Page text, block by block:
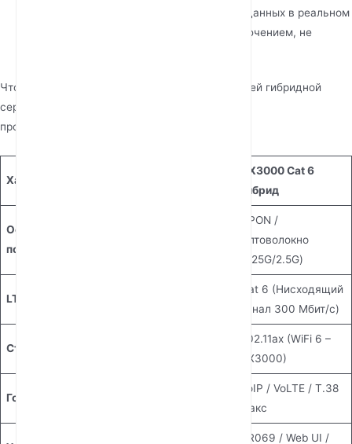
прошивки, отслеживать использование данных в реальном
времени и устранять проблемы с подключением, не
Чтобы понять технические преимущества нашей гибридной
серии, ознакомьтесь с подробным описанием
производительности ниже:
Характеристики
AX3000 Cat 6
Гибрид
Основное
подключение
GPON /
Оптоволокно
(1.25G/2.5G)
LTE Category
Cat 6 (Нисходящий
канал 300 Мбит/с)
Стандарт Wi-Fi
802.11ax (WiFi 6 –
AX3000)
Голосовые услуги
VoIP / VoLTE / T.38
Факс
TR069 / Web UI /